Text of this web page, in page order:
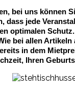
bei uns können
dass jede
optimalen
bei allen
in dem
Ihren